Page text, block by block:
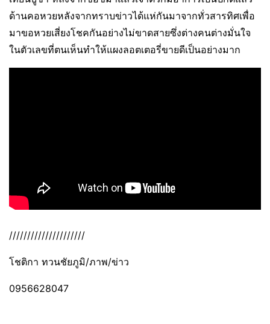
ด้านคอหวยหลังจากทราบข่าวได้แห่กันมาจากทั่วสารทิศเพื่อ
มาขอหวยเสี่ยงโชคกันอย่างไม่ขาดสายซึ่งต่างคนต่างมั่นใจ
ในตัวเลขที่ตนเห็นทำให้แผงลอตเตอรี่ขายดีเป็นอย่างมาก
/////////////////////
โชติกา ทวนชัยภูมิ/ภาพ/ข่าว
0956628047